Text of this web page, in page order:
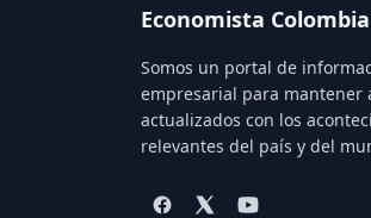
Economista Colombia
Somos un portal de
empresarial para mantener
actualizados con los
relevantes del país y del